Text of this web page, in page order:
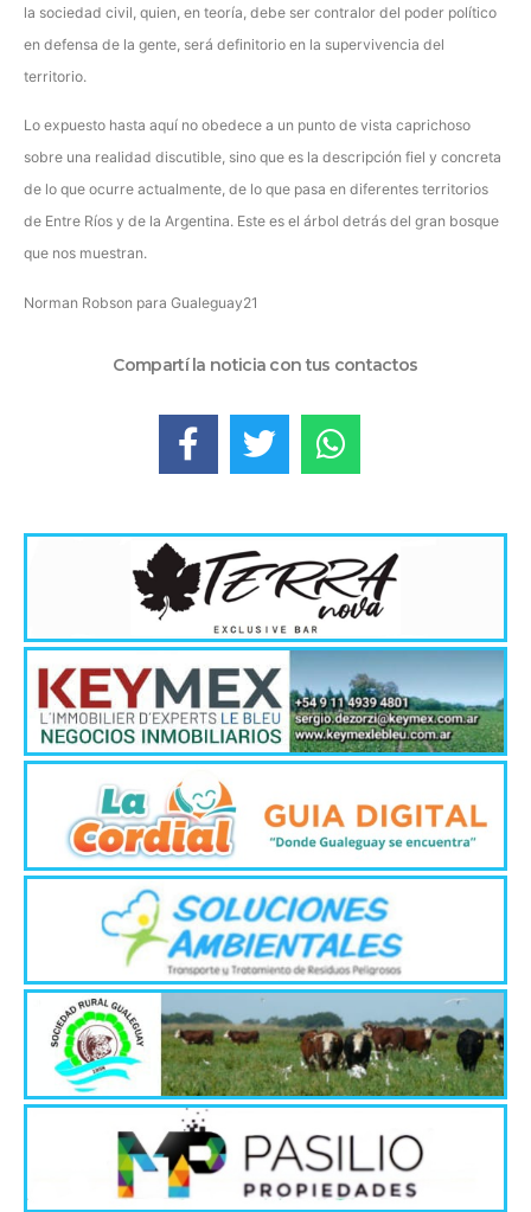
la sociedad civil, quien, en teoría, debe ser contralor del poder político
en defensa de la gente, será definitorio en la supervivencia del
territorio.
Lo expuesto hasta aquí no obedece a un punto de vista caprichoso
sobre una realidad discutible, sino que es la descripción fiel y concreta
de lo que ocurre actualmente, de lo que pasa en diferentes territorios
de Entre Ríos y de la Argentina. Este es el árbol detrás del gran bosque
que nos muestran.
Norman Robson para Gualeguay21
Compartí la noticia con tus contactos